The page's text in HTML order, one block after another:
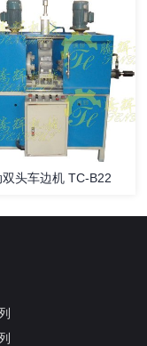
双头车边机 TC-B22